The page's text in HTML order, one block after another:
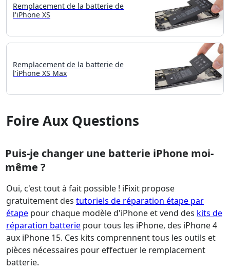
Remplacement de la batterie de
l'iPhone XS
Remplacement de la batterie de
l'iPhone XS Max
Foire Aux Questions
Puis-je changer une batterie iPhone moi-
même ?
Oui, c'est tout à fait possible ! iFixit propose
gratuitement des tutoriels de réparation étape par
étape pour chaque modèle d'iPhone et vend des kits de
réparation batterie pour tous les iPhone, des iPhone 4
aux iPhone 15. Ces kits comprennent tous les outils et
pièces nécessaires pour effectuer le remplacement
batterie.